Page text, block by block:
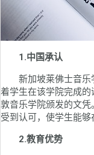
1.中国承认
新加坡莱佛士音乐
着学生在该学院完成
敦音乐学院颁发的文
受到认可，使学生能够
2.教育优势